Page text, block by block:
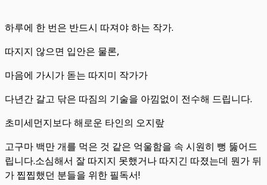
하루에 한 번은 반드시 따져야 하는 작가.
따지지 않으면 입안은 물론,
마음에 가시가 돋는 따지미 작가가
다년간 갈고 닦은 따짐의 기술을 아낌없이 전수해 드립니다.
초미세먼지보다 해로운 타인의 오지랖
고구마 백만 개를 먹은 것 같은 억울함을 속 시원히 뻥 뚫어드
립니다.소심해서 잘 따지지 못했거나 따지긴 따졌는데 뭔가 뒤
가 찝찝했던 분들을 위한 필독서!